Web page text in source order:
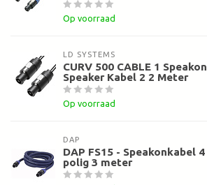
Op voorraad
LD SYSTEMS
CURV 500 CABLE 1 Speakon
Speaker Kabel 2 2 Meter
Op voorraad
DAP
DAP FS15 - Speakonkabel 4
polig 3 meter